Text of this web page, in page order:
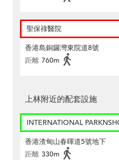
聖保祿醫院
香港島銅鑼灣東院道8號
距離 760m
上林附近的配套設施
INTERNATIONAL
香港渣甸山春暉道5號地下
距離 330m